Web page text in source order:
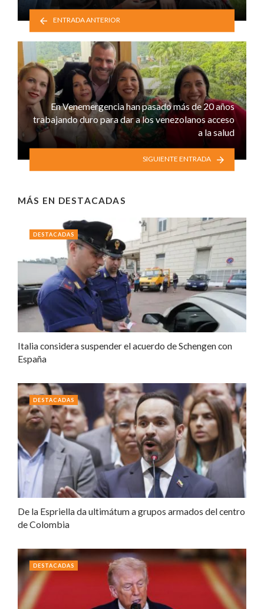
ENTRADA ANTERIOR
En Venemergencia han pasado más de 20 años
trabajando duro para dar a los venezolanos acceso
a la salud
SIGUIENTE ENTRADA
MÁS EN DESTACADAS
Italia considera suspender el acuerdo de Schengen con
España
DESTACADAS
De la Espriella da ultimátum a grupos armados del centro
de Colombia
DESTACADAS
DESTACADAS